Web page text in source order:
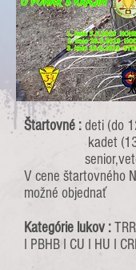
Štartovné :deti
kadet (13 -
V cene štartovného
možné objednať
Kategórie lukov :
I PBHB I CU I HU I